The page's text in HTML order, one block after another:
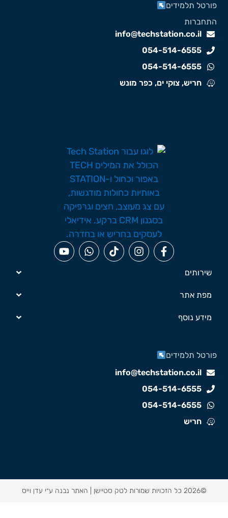
info@techstation.co.il
054-514-6555
054-514-6555
חריש, צוקי ים, כפר מונש
תלמידים
שירותים
מפת אתר
מידע נוסף
info@techstation.co.il
054-514-6555
054-514-6555
חריש
תלמידים
האתר נבנה ע״י עדן וייס